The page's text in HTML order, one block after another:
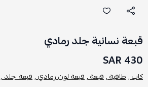
قبعة نسائية جلد رمادي
430 SAR
كاب ,طاقية ,قبعة ,قبعة لون رمادي ,قبعة جلد ,